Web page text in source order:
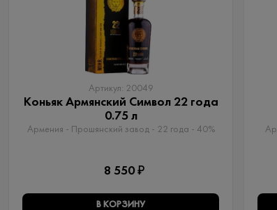
Артикул: 20049
Коньяк Армянский Символ 22 года
0.75 л
Армения - Прошянский завод - 22 года - 40%
8 550 ₽
В КОРЗИНУ